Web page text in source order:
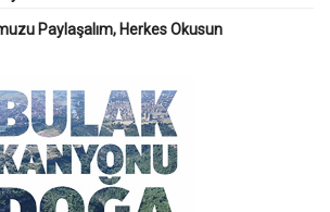
Paylaşalım, Herkes Okusun